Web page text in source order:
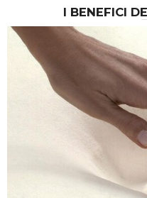
I BENEFICI